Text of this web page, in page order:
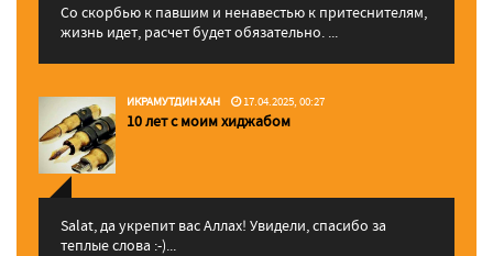
Со скорбью к павшим и ненавестью к притеснителям,
жизнь идет, расчет будет обязательно. ...
ИКРАМУТДИН ХАН 17.04.2025, 00:27
10 лет с моим хиджабом
Salat, да укрепит вас Аллаx! Увидели, спасибо за
теплые слова :-)...